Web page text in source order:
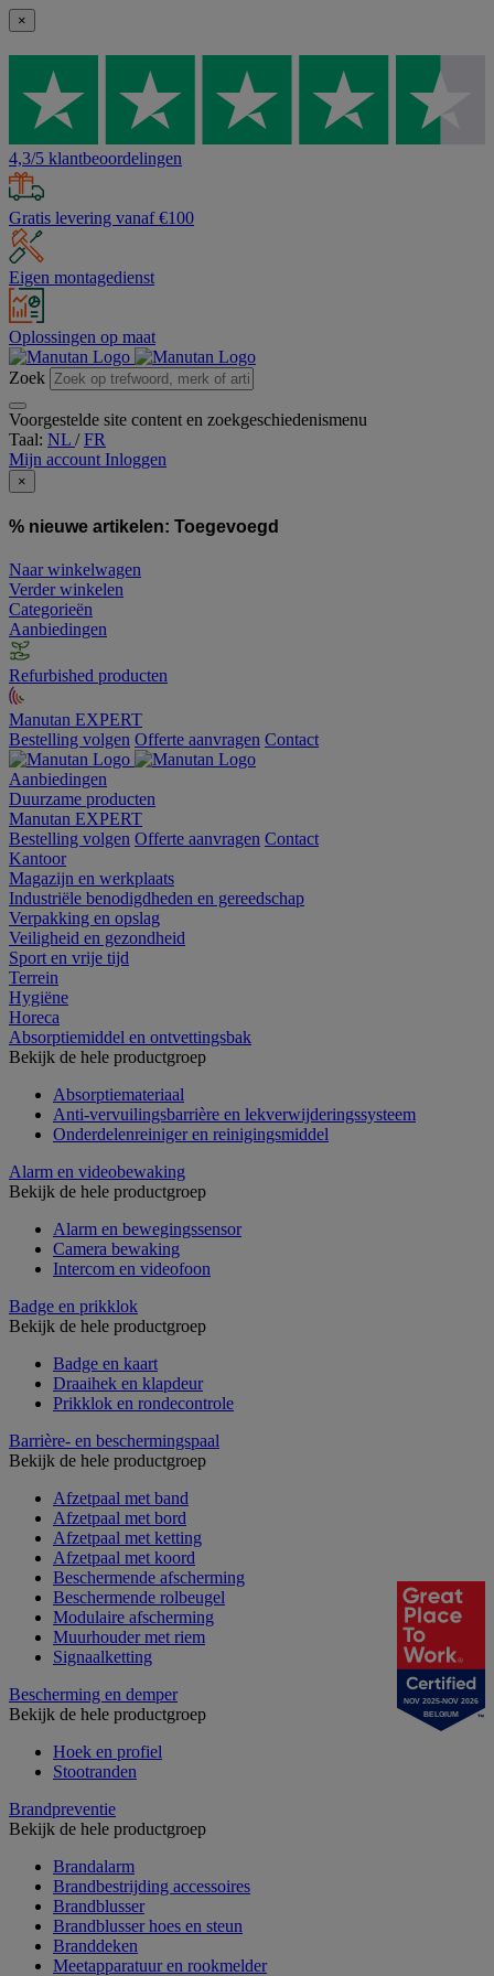
×
4,3/5 klantbeoordelingen
Gratis levering vanaf €100
Eigen montagedienst
Oplossingen op maat
Zoek
Voorgestelde site content en zoekgeschiedenismenu
Taal: NL /FR
Mijn account Inloggen
×
% nieuwe artikelen: Toegevoegd
Naar winkelwagen
Verder winkelen
Categorieën
Aanbiedingen
Refurbished producten
Manutan EXPERT
Bestelling volgen Offerte aanvragen Contact
Aanbiedingen
Duurzame producten
Manutan EXPERT
Bestelling volgen Offerte aanvragen Contact
Kantoor
Magazijn en werkplaats
Industriële benodigdheden en gereedschap
Verpakking en opslag
Veiligheid en gezondheid
Sport en vrije tijd
Terrein
Hygiëne
Horeca
Absorptiemiddel en ontvettingsbak
Bekijk de hele productgroep
Absorptiemateriaal
Anti-vervuilingsbarrière en lekverwijderingssysteem
Onderdelenreiniger en reinigingsmiddel
Alarm en videobewaking
Bekijk de hele productgroep
Alarm en bewegingssensor
Camera bewaking
Intercom en videofoon
Badge en prikklok
Bekijk de hele productgroep
Badge en kaart
Draaihek en klapdeur
Prikklok en rondecontrole
Barrière- en beschermingspaal
Bekijk de hele productgroep
Afzetpaal met band
Afzetpaal met bord
Afzetpaal met ketting
Afzetpaal met koord
Beschermende afscherming
Beschermende rolbeugel
Modulaire afscherming
Muurhouder met riem
Signaalketting
Bescherming en demper
Bekijk de hele productgroep
Hoek en profiel
Stootranden
Brandpreventie
Bekijk de hele productgroep
Brandalarm
Brandbestrijding accessoires
Brandblusser
Brandblusser hoes en steun
Branddeken
Meetapparatuur en rookmelder
NOV 2025-NOV 2026
BELGIUM